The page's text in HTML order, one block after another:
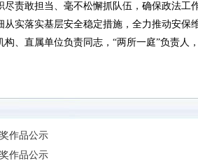
责敢担当、毫不松懈抓队伍，确保政法工
实落实基层安全稳定措施，全力推动安保
、直属单位负责同志，“两所一庭”负责人
作品公示
作品公示